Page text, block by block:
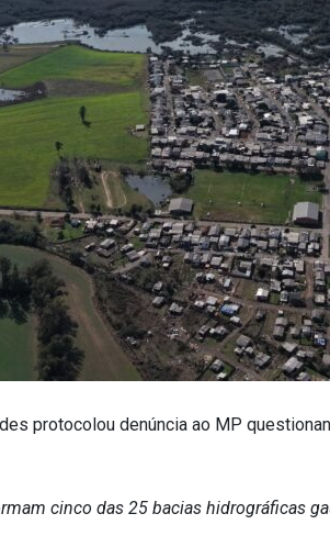
protocolou denúncia ao MP
cinco das 25 bacias hidrográficas